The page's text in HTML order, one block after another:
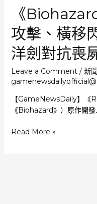
創
新
作
《
攻擊、橫
洋劍對抗喪
Leave a Comment / 新聞
【GameNewsDaily】《
《Biohazard》）原作開
《Biohazard
Read More »